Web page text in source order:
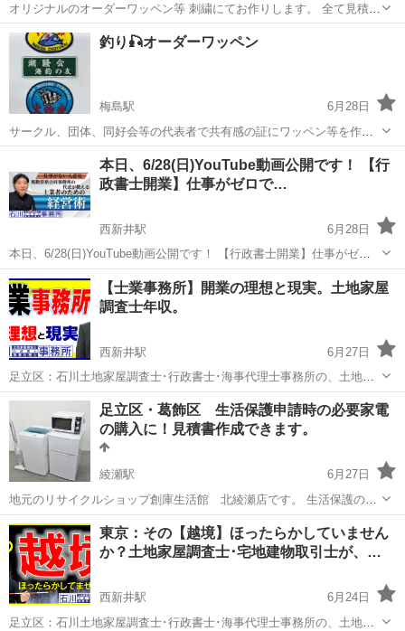
オリジナルのオーダーワッペン等 刺繍にてお作りします。 全て見積り
になるので デザイン、大きさ寸法、色数、 枚数等により価格がかわり
ます。 具体的な条件をお知らせ下さい。 ※土日祝祭日はお休みです。
https://s...
東京 足立区 梅島駅 その他
釣り🎣オーダーワッペン
梅島駅
6月28日
サークル、団体、同好会等の代表者で共有感の証にワッペン等を作ろ
うと思う方お問合せ下さい 刺繍屋たむら で検索しても出て来ます 詳
細は載っています ワッペンは帽子の正面やウエアに縫い付け出来ます
両面テープをつければヘルメ...
梅島駅 その他 代表者
本日、6/28(日)YouTube動画公開です！ 【行
政書士開業】仕事がゼロで…
西新井駅
6月28日
本日、6/28(日)YouTube動画公開です！ 【行政書士開業】仕事がゼロ
で悩む人必見！ 実務経験なしから、仕事が途切れない事務所を作った
「転機」とは？ https://youtu.be/Ztl4KvJbt...
東京 足立区 西新井駅 その他 YouTube
【士業事務所】開業の理想と現実。土地家屋
調査士年収。
西新井駅
6月27日
足立区：石川土地家屋調査士･行政書士･海事代理士事務所の、土地家
屋調査士･海事代理士：石川温彦です。 youtube動画はじめてみまし
た。 ＜士業事務所＞開業の理想と現実。石川土地家屋調査士･行政書
士･海事代理士事...
東京 足立区 西新井駅 その他
足立区・葛飾区 生活保護申請時の必要家電
の購入に！見積書作成できます。
綾瀬駅
6月27日
地元のリサイクルショップ創庫生活館 北綾瀬店です。 生活保護の開
始時や、引越しをした時に支給が可能な 【必要最低限の家電費用】の
福祉事務所提出用のお見積書の作成対応しております。 <例> 冷蔵
庫、洗濯機、テレ...
東京 足立区 綾瀬駅 その他 生活保護
東京：その【越境】ほったらかしていません
か？土地家屋調査士･宅地建物取引士が、…
西新井駅
6月24日
足立区：石川土地家屋調査士･行政書士･海事代理士事務所の、土地家